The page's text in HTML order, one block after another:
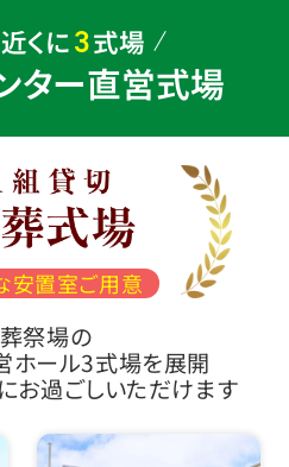
くに3式場
ター直営式場
安置室ご用意
祭場の
ホール3式場を展開
お過ごしいただけます